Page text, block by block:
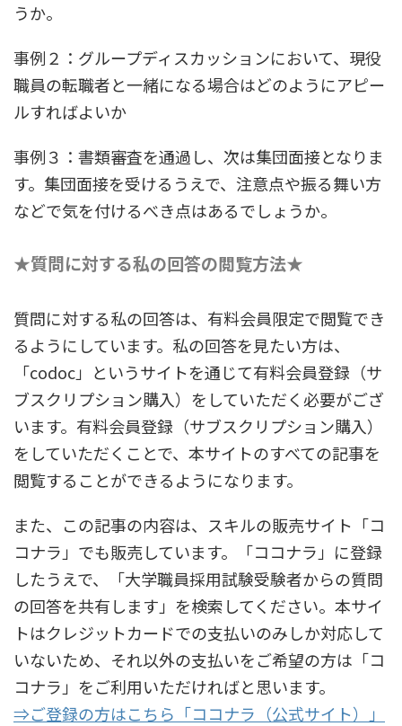
うか。
事例２：グループディスカッションにおいて、現役
職員の転職者と一緒になる場合はどのようにアピー
ルすればよいか
事例３：書類審査を通過し、次は集団面接となりま
す。集団面接を受けるうえで、注意点や振る舞い方
などで気を付けるべき点はあるでしょうか。
★質問に対する私の回答の閲覧方法★
質問に対する私の回答は、有料会員限定で閲覧でき
るようにしています。私の回答を見たい方は、
「codoc」というサイトを通じて有料会員登録（サ
ブスクリプション購入）をしていただく必要がござ
います。有料会員登録（サブスクリプション購入）
をしていただくことで、本サイトのすべての記事を
閲覧することができるようになります。
また、この記事の内容は、スキルの販売サイト「コ
コナラ」でも販売しています。「ココナラ」に登録
したうえで、「大学職員採用試験受験者からの質問
の回答を共有します」を検索してください。本サイ
トはクレジットカードでの支払いのみしか対応して
いないため、それ以外の支払いをご希望の方は「コ
コナラ」をご利用いただければと思います。
⇒ご登録の方はこちら「ココナラ（公式サイト）」